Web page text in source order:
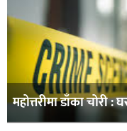
महोत्तरीमा डाँका चोरी